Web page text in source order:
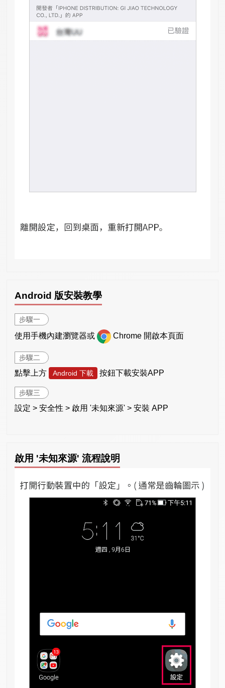
Android 版安裝教學
步驟一
使用手機內建瀏覽器或 Chrome 開啟本頁面
步驟二
點擊上方 Android 下載 按鈕下載安裝APP
步驟三
設定 > 安全性 > 啟用 '未知來源' > 安裝 APP
啟用 '未知來源' 流程說明